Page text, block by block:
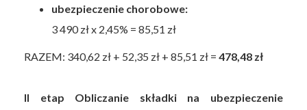
ubezpieczenie chorobowe:
3 490 zł x 2,45% = 85,51 zł
RAZEM: 340,62 zł + 52,35 zł + 85,51 zł =478,48 zł
II etap Obliczanie składki na ubezpieczenie